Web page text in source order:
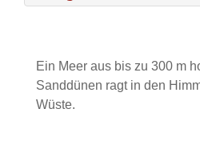
Ein Meer aus bis zu 300 m
Sanddünen ragt in den
Wüste.